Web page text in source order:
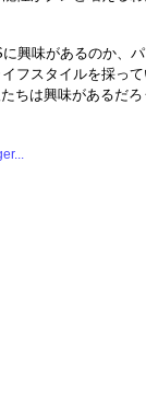
興味があるのか、
フスタイルを採って
ちは興味があるだ